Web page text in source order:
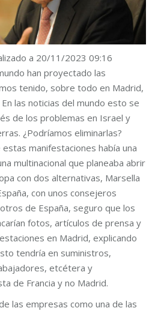
a 20/11/2023 09:16
han proyectado las
tenido, sobre todo en Madrid,
las noticias del mundo esto se
de los problemas en Israel y
¿Podríamos eliminarlas?
manifestaciones había una
multinacional que planeaba abrir
con dos alternativas, Marsella
con unos consejeros
de España, seguro que los
fotos, artículos de prensa y
en Madrid, explicando
tendría en suministros,
etcétera y
de Francia y no Madrid.
las empresas como una de las